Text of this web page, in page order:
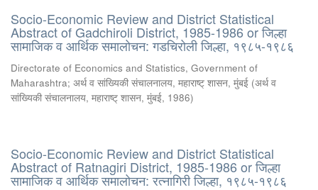
Socio-Economic Review and District Statistical
Abstract of Gadchiroli District, 1985-1986 or जिल्हा
सामाजिक व आर्थिक समालोचन: गडचिरोली जिल्हा, १९८५-१९८६
Directorate of Economics and Statistics, Government of
Maharashtra; अर्थ व सांख्यिकी संचालनालय, महाराष्ट् शासन, मुंबई (अर्थ व
सांख्यिकी संचालनालय, महाराष्ट् शासन, मुंबई, 1986)
Socio-Economic Review and District Statistical
Abstract of Ratnagiri District, 1985-1986 or जिल्हा
सामाजिक व आर्थिक समालोचन: रत्नागिरी जिल्हा, १९८५-१९८६